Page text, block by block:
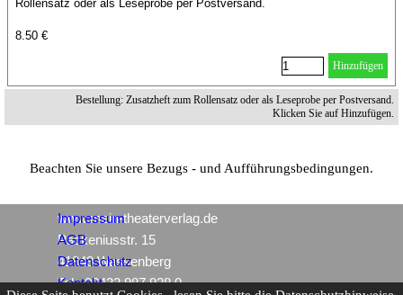
Rollensatz oder als Leseprobe per Postversand.
8.50 €
Hinzufügen
Bestellung: Zusatzheft zum Rollensatz oder als Leseprobe per Postversand.
Klicken Sie auf Hinzufügen.
Beachten Sie unsere Bezugs - und Aufführungsbedingungen.
www.mein-theaterverlag.de
Packeniusstr. 15
41849 Wassenberg
Tel.: 02432 987 928 0
Impressum
AGB
Datenschutz
Kontakt